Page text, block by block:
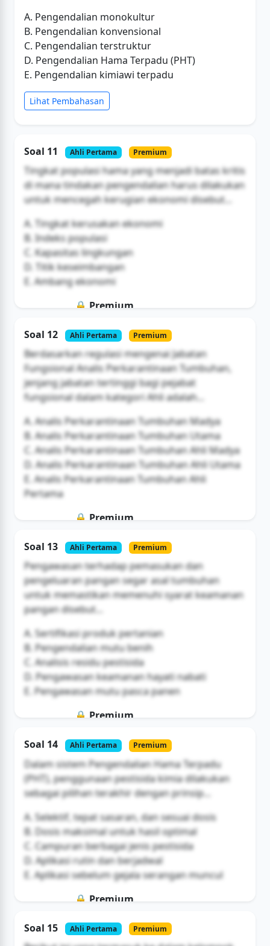
A. Pengendalian monokultur
B. Pengendalian konvensional
C. Pengendalian terstruktur
D. Pengendalian Hama Terpadu (PHT)
E. Pengendalian kimiawi terpadu
Lihat Pembahasan
Soal 11 Ahli Pertama Premium
Tingkat populasi hama yang menjadi batas kritis
di mana tindakan pengendalian harus dilakukan
untuk mencegah kerugian ekonomi disebut...
A. Tingkat kerusakan ekonomi
B. Indeks populasi
C. Kapasitas lingkungan
D. Titik keseimbangan
E. Ambang ekonomi
🔒 Premium
Buka Akses
Soal 12 Ahli Pertama Premium
Berdasarkan regulasi mengenai Jabatan
Fungsional Analis Perkarantinaan Tumbuhan,
jenjang jabatan tertinggi bagi pejabat
fungsional dalam kategori Ahli adalah...
A. Analis Perkarantinaan Tumbuhan Madya
B. Analis Perkarantinaan Tumbuhan Utama
C. Analis Perkarantinaan Tumbuhan Ahli Madya
D. Analis Perkarantinaan Tumbuhan Ahli Utama
E. Analis Perkarantinaan Tumbuhan Ahli
Pertama
🔒 Premium
Buka Akses
Soal 13 Ahli Pertama Premium
Pengawasan terhadap pemasukan dan
pengeluaran pangan segar asal tumbuhan
untuk memastikan memenuhi syarat keamanan
pangan disebut...
A. Sertifikasi produk pertanian
B. Pengendalian mutu benih
C. Analisis residu pestisida
D. Pengawasan keamanan hayati nabati
E. Pengawasan mutu pasca panen
🔒 Premium
Buka Akses
Soal 14 Ahli Pertama Premium
Dalam sistem Pengendalian Hama Terpadu
(PHT), penggunaan pestisida kimia dilakukan
sebagai pilihan terakhir dengan prinsip...
A. Selektif, tepat sasaran, dan sesuai dosis
B. Dosis maksimal untuk hasil optimal
C. Campuran berbagai jenis pestisida
D. Aplikasi rutin dan berjadwal
E. Aplikasi sebelum gejala serangan muncul
🔒 Premium
Buka Akses
Soal 15 Ahli Pertama Premium